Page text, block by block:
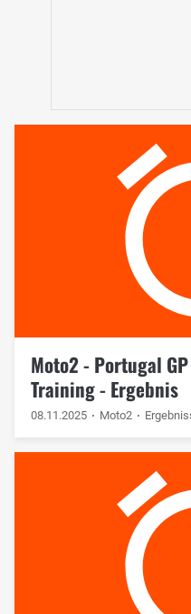
Moto2 - Portugal
Training - Ergebnis
08.11.2025 Moto2